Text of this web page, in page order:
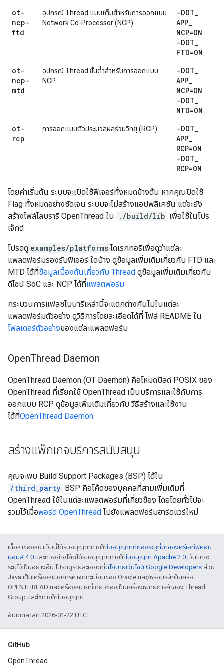
ot-
ncp-
ftd
อุปกรณ์ Thread แบบเต็มสำหรับการออกแบบ
Network Co-Processor (NCP)
-DOT_
APP_
NCP=ON
-DOT_
FTD=ON
ot-
ncp-
mtd
อุปกรณ์ Thread ขั้นต่ำสำหรับการออกแบบ
NCP
-DOT_
APP_
NCP=ON
-DOT_
MTD=ON
ot-
rcp
การออกแบบตัวประมวลผลร่วมวิทยุ (RCP) -DOT_
APP_
RCP=ON
-DOT_
RCP=ON
โดยค่าเริ่มต้น ระบบจะเปิดใช้ฟีเจอร์ทั้งหมดข้างต้น หากคุณปิดใช้
Flag ทั้งหมดอย่างชัดเจน ระบบจะไม่สร้างแอปพลิเคชัน แต่จะยัง
สร้างไฟล์ไลบรารี OpenThread ใน
./build/lib เพื่อใช้ในโปร
เจ็กต์
โปรดดู examples/platforms ไดเรกทอรีเพื่อดูว่าแต่ละ
แพลตฟอร์มรองรับฟีเจอร์ ใดบ้าง ดูข้อมูลเพิ่มเติมเกี่ยวกับ FTD และ
MTD ได้ที่ข้อมูลเบื้องต้นเกี่ยวกับ Thread ดูข้อมูลเพิ่มเติมเกี่ยวกับ
ดีไซน์ SoC และ NCP ได้ที่แพลตฟอร์ม
กระบวนการแฟลชไบนารีเหล่านี้จะแตกต่างกันไปในแต่ละ
แพลตฟอร์มตัวอย่าง ดูวิธีการโดยละเอียดได้ที่ ไฟล์ README ใน
โฟลเดอร์ตัวอย่างของแต่ละแพลตฟอร์ม
OpenThread Daemon
OpenThread Daemon (OT Daemon) คือโหมดบิลด์ POSIX ของ
OpenThread ที่เรียกใช้ OpenThread เป็นบริการและใช้กับการ
ออกแบบ RCP ดูข้อมูลเพิ่มเติมเกี่ยวกับ วิธีสร้างและใช้งาน
ได้ที่OpenThread Daemon
สร้างแพ็กเกจบริการสนับสนุน
คุณจะพบ Build Support Packages (BSP) ได้ใน
/third_party BSP คือโค้ดของบุคคลที่สามเพิ่มเติมที่
OpenThread ใช้ในแต่ละแพลตฟอร์มที่เกี่ยวข้อง โดยโดยทั่วไปจะ
รวมไว้เมื่อพอร์ต OpenThread ไปยังแพลตฟอร์มฮาร์ดแวร์ใหม่
เนื้อหาของหน้าเว็บนี้ได้รับอนุญาตภายใต้ใบอนุญาตที่ต้องระบุที่มาของครีเอทีฟคอม
มอนส์ 4.0 และตัวอย่างโค้ดได้รับอนุญาตภายใต้ใบอนุญาต Apache 2.0 เว้นแต่จะ
ระบุไว้เป็นอย่างอื่น โปรดดูรายละเอียดที่นโยบายเว็บไซต์ Google Developers ส่วน
Java เป็นเครื่องหมายการค้าจดทะเบียนของ Oracle และ/หรือบริษัทในเครือ
OPENTHREAD และเครื่องหมายที่เกี่ยวข้องเป็นเครื่องหมายการค้าของ Thread
Group และใช้ภายใต้ใบอนุญาต
อัปเดตล่าสุด 2026-01-22 UTC
GitHub
OpenThread